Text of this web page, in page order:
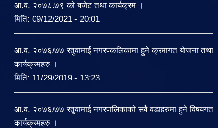
आ.व. २०७८.७९ को बजेट तथा कार्यक्रम ।
मिति: 09/12/2021 - 20:01
आ.व. २०७६/७७ रतुवामाई नगरपकलिकामा हुने क्रमागत योजना तथा
कार्यक्रमहरु ।
मिति: 11/29/2019 - 13:23
आ.व. २०७६/७७ रतुवामाई नगरपालिकाको सबै वडाहरुमा हुने विषयगत
कार्यक्रमहरु ।